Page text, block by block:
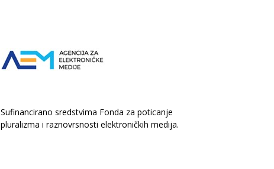
Sufinancirano sredstvima Fonda za poticanje
pluralizma i raznovrsnosti elektroničkih medija.